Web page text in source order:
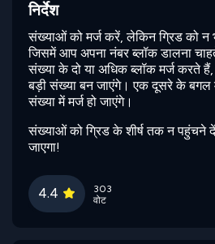
निर्देश
संख्याओं को मर्ज करें, लेकिन ग्रिड को
जिसमें आप अपना नंबर ब्लॉक डालना
संख्या के दो या अधिक ब्लॉक मर्ज करते
बड़ी संख्या बन जाएंगे। एक दूसरे के बगल
संख्या में मर्ज हो जाएंगे।
संख्याओं को ग्रिड के शीर्ष तक न पहुंचने
जाएगा!
4.4
303
वोट